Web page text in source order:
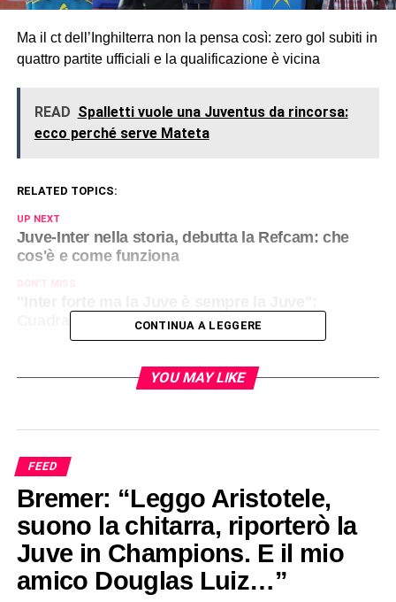
Ma il ct dell’Inghilterra non la pensa così: zero gol subiti in
quattro partite ufficiali e la qualificazione è vicina
READ Spalletti vuole una Juventus da rincorsa:
ecco perché serve Mateta
RELATED TOPICS:
UP NEXT
Juve-Inter nella storia, debutta la Refcam: che
cos'è e come funziona
DON'T MISS
Cuadrado 'gioca' il derby d'Italia
CONTINUA A LEGGERE
YOU MAY LIKE
FEED
Bremer: “Leggo Aristotele,
suono la chitarra, riporterò la
Juve in Champions. E il mio
amico Douglas Luiz…”